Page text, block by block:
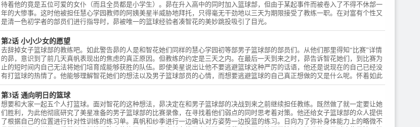
待着他的竟是五位可爱的女仆（而且全员都是小学生）。昴在升入高中的同时加入篮球部，但由于某起事件而被卷入了不得不休部一
年的大惨事。这时他被担任慧心学园教师的阿姨美星半威胁地拜托，只得毫无干劲地以三天为期限接受了教练一职。在对富有个性又
是清一色初学者的部员们进行指导时，昴被唯一的篮球经验者凑智花的美妙跳投吸引了目光。
第2话 小小少女的愿望
去辞掉女子篮球部的教练吧。如此警告昴的人是和智花她们同样的慧心学园初等部男子篮球部的部员们。从他们那里得知“比赛”详情
的昴，意识到了前几天真帆表现出的焦虑的真正原因。但教练的约定是三天之内。在最后一天到来之时，昴告诉智花她们，到比赛为
止的短时间内自己无法将她们培育成能够获胜的队伍。即使美星说出让他不要逃避篮球这种严厉的话语，他还是说现在的自己已经没
有打篮球的热情了。他能够理解智花她们的想法以及男子篮球部员的心情，而想要逃避篮球的自己真正想做的又是什么呢。怀着如此
复杂心思的昴，偶然遇到了经过自己面前的智花，不觉叫住了她。
第3话 通向明日的篮球
想要和大家一起五个人打篮球。面对智花的这种想法，昴决定在和男子篮球部的决战到来之前继续担任教练。既然做了就一定要让她
们胜利，为此他彻底研究了美星准备的男子篮球部的比赛录像，在寻找着他们弱点的同时思考着对策。他还给女子篮球部的众人提供
了根据自己的位置进行针对性训练的练习单。真帆和纱季进行一边确认对方姿势一边投篮的练习。日向为了弥补身体能力上的略微不